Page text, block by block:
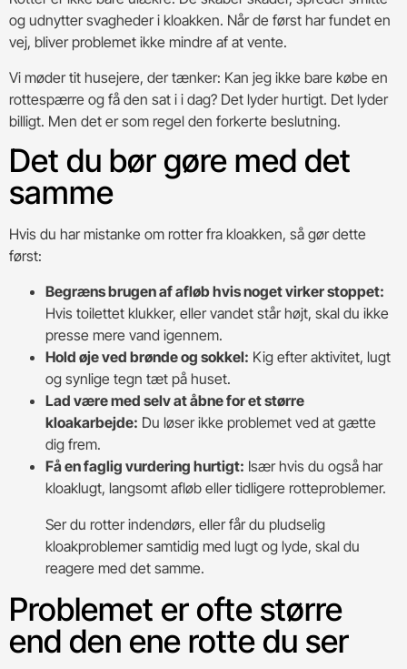
og udnytter svagheder i kloakken. Når de først har fundet en
vej, bliver problemet ikke mindre af at vente.
Vi møder tit husejere, der tænker: Kan jeg ikke bare købe en
rottespærre og få den sat i i dag? Det lyder hurtigt. Det lyder
billigt. Men det er som regel den forkerte beslutning.
Det du bør gøre med det
samme
Hvis du har mistanke om rotter fra kloakken, så gør dette
først:
Begræns brugen af afløb hvis noget virker stoppet:
Hvis toilettet klukker, eller vandet står højt, skal du ikke
presse mere vand igennem.
Hold øje ved brønde og sokkel: Kig efter aktivitet, lugt
og synlige tegn tæt på huset.
Lad være med selv at åbne for et større
kloakarbejde: Du løser ikke problemet ved at gætte
dig frem.
Få en faglig vurdering hurtigt: Især hvis du også har
kloaklugt, langsomt afløb eller tidligere rotteproblemer.
Ser du rotter indendørs, eller får du pludselig
kloakproblemer samtidig med lugt og lyde, skal du
reagere med det samme.
Problemet er ofte større
end den ene rotte du ser